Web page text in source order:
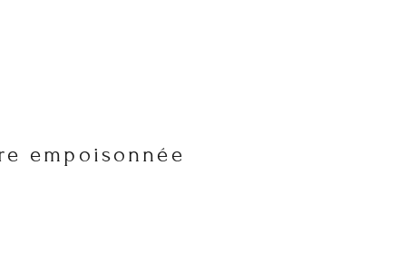
empoisonnée